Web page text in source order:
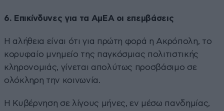
6. Επικίνδυνες για τα ΑμΕΑ οι επεμβάσεις
Η αλήθεια είναι ότι για πρώτη φορά η Ακρόπολη, το
κορυφαίο μνημείο της παγκόσμιας πολιτιστικής
κληρονομιάς, γίνεται απολύτως προσβάσιμο σε
ολόκληρη την κοινωνία.
Η Κυβέρνηση σε λίγους μήνες, εν μέσω πανδημίας,